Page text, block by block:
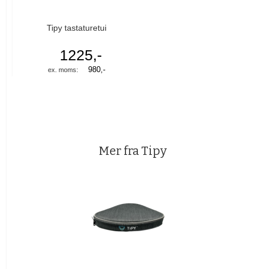
Tipy tastaturetui
1225,-
980,-
Mer fra Tipy